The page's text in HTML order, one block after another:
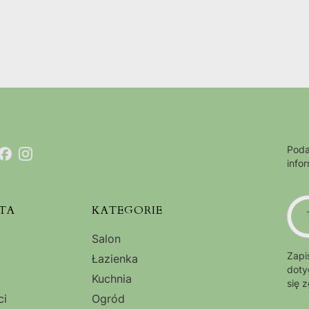
KATEGORIE
Salon
Łazienka
Kuchnia
Ogród
się